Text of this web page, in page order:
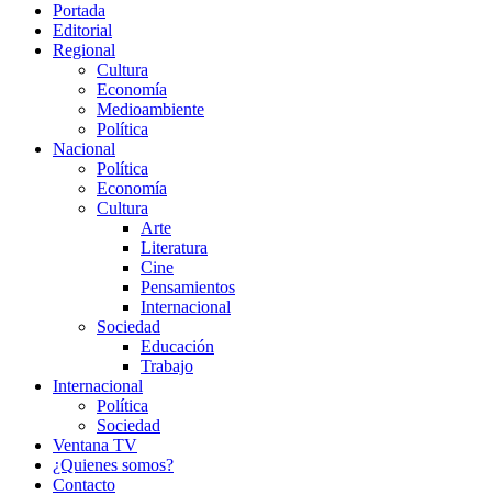
Portada
Editorial
Regional
Cultura
Economía
Medioambiente
Política
Nacional
Política
Economía
Cultura
Arte
Literatura
Cine
Pensamientos
Internacional
Sociedad
Educación
Trabajo
Internacional
Política
Sociedad
Ventana TV
¿Quienes somos?
Contacto